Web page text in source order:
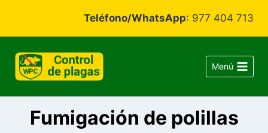
contenido
Teléfono/WhatsApp: 977 404 713
Menú
Fumigación de polillas